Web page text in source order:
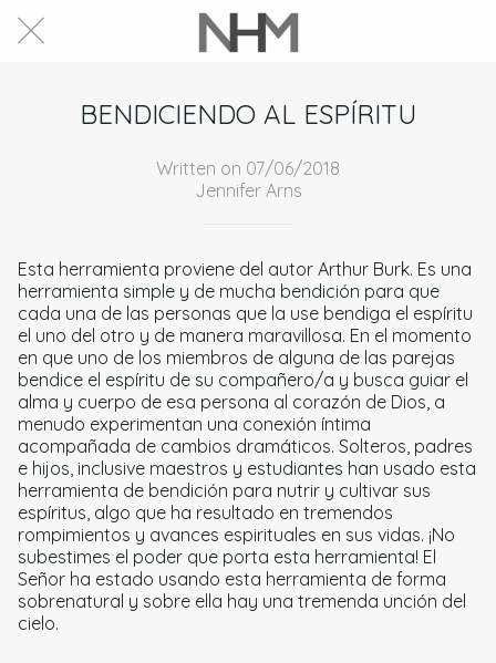
BENDICIENDO AL ESPÍRITU
Written on 07/06/2018
Jennifer Arns
Esta herramienta proviene del autor Arthur Burk. Es una
herramienta simple y de mucha bendición para que
cada una de las personas que la use bendiga el espíritu
el uno del otro y de manera maravillosa. En el momento
en que uno de los miembros de alguna de las parejas
bendice el espíritu de su compañero/a y busca guiar el
alma y cuerpo de esa persona al corazón de Dios, a
menudo experimentan una conexión íntima
acompañada de cambios dramáticos. Solteros, padres
e hijos, inclusive maestros y estudiantes han usado esta
herramienta de bendición para nutrir y cultivar sus
espíritus, algo que ha resultado en tremendos
rompimientos y avances espirituales en sus vidas. ¡No
subestimes el poder que porta esta herramienta! El
Señor ha estado usando esta herramienta de forma
sobrenatural y sobre ella hay una tremenda unción del
cielo.